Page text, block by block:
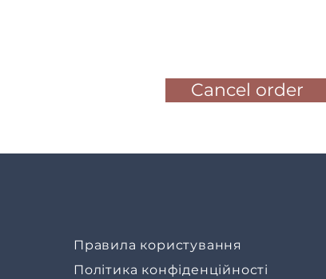
Cancel order
Правила користування
Політика конфіденційності